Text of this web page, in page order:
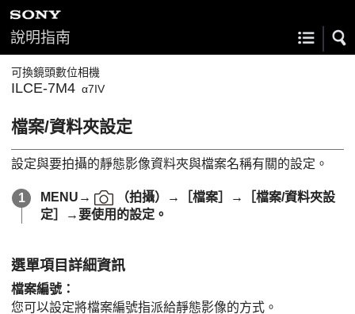
說明指南
可換鏡頭數位相機
ILCE-7M4 α7IV
檔案/資料夾設定
設定與要拍攝的靜態影像資料夾與檔案名稱有關的設定。
MENU → （拍攝）→ ［檔案］ →
［檔案/資料夾設
定］
→要使用的設定。
選單項目詳細資訊
檔案編號 ：
您可以設定將檔案編號指派給靜態影像的方式。